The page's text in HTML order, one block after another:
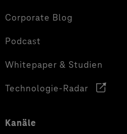
Corporate Blog
Podcast
Whitepaper & Studien
Technologie-Radar
Kanäle